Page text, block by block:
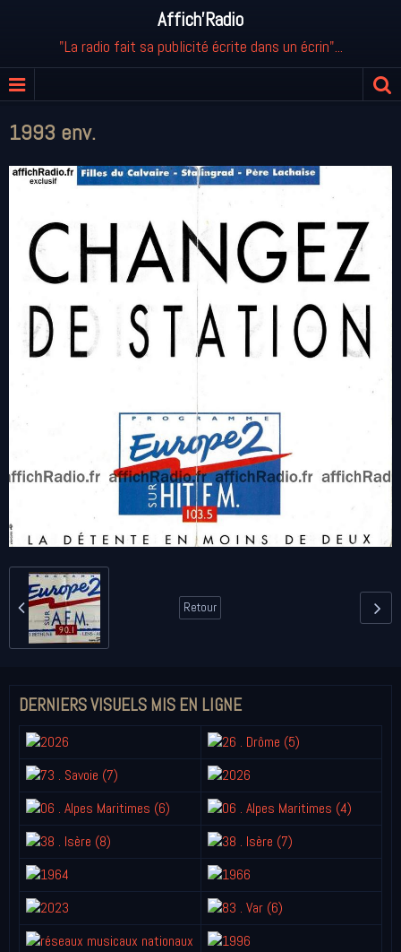
Affich'Radio
"La radio fait sa publicité écrite dans un écrin"...
1993 env.
Retour
DERNIERS VISUELS MIS EN LIGNE